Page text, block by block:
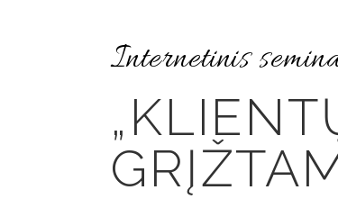
Internetinis